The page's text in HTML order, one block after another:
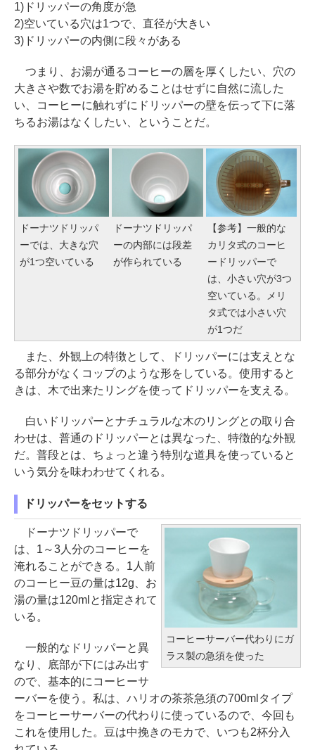
1)ドリッパーの角度が急
2)空いている穴は1つで、直径が大きい
3)ドリッパーの内側に段々がある
つまり、お湯が通るコーヒーの層を厚くしたい、穴の
大きさや数でお湯を貯めることはせずに自然に流した
い、コーヒーに触れずにドリッパーの壁を伝って下に落
ちるお湯はなくしたい、ということだ。
ドーナツドリッパ
ーでは、大きな穴
が1つ空いている
ドーナツドリッパ
ーの内部には段差
が作られている
【参考】一般的な
カリタ式のコーヒ
ードリッパーで
は、小さい穴が3つ
空いている。メリ
タ式では小さい穴
が1つだ
また、外観上の特徴として、ドリッパーには支えとな
る部分がなくコップのような形をしている。使用すると
きは、木で出来たリングを使ってドリッパーを支える。
白いドリッパーとナチュラルな木のリングとの取り合
わせは、普通のドリッパーとは異なった、特徴的な外観
だ。普段とは、ちょっと違う特別な道具を使っていると
いう気分を味わわせてくれる。
ドリッパーをセットする
コーヒーサーバー代わりにガ
ラス製の急須を使った
ドーナツドリッパーで
は、1～3人分のコーヒーを
淹れることができる。1人前
のコーヒー豆の量は12g、お
湯の量は120mlと指定されて
いる。
一般的なドリッパーと異
なり、底部が下にはみ出す
ので、基本的にコーヒーサ
ーバーを使う。私は、ハリオの茶茶急須の700mlタイプ
をコーヒーサーバーの代わりに使っているので、今回も
これを使用した。豆は中挽きのモカで、いつも2杯分入